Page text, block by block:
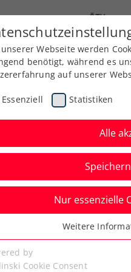
ÖTV
Ausbildung
Cup
Webseite werden
benötigt, während es
auf unserer
Essenziell Statistiken
Alle
Nur essenzielle
Cookies werden für
benötigt. Dadurch ist
Weitere
by
Cookie Consent